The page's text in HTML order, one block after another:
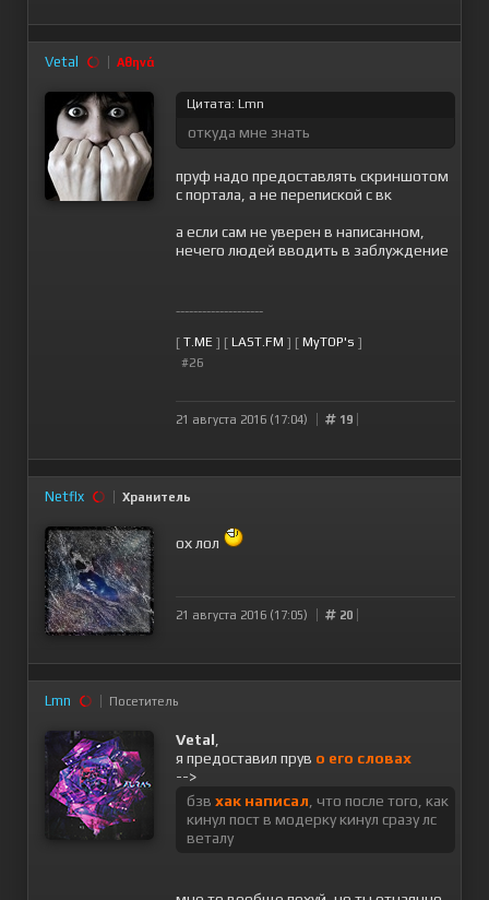
Vetal Αθηνά
Цитата: Lmn
откуда мне знать
пруф надо предоставлять скриншотом
с портала, а не перепиской с вк
а если сам не уверен в написанном,
нечего людей вводить в заблуждение
--------------------
[ T.ME ] [ LAST.FM ] [ MyTOP's ]
#26
21 августа 2016 (17:04) 19
Netflx Хранитель
ох лол
21 августа 2016 (17:05) 20
Lmn Посетитель
Vetal
я предоставил прув о его словах
-->
бзв хак написал , что после того, как
кинул пост в модерку кинул сразу лс
веталу